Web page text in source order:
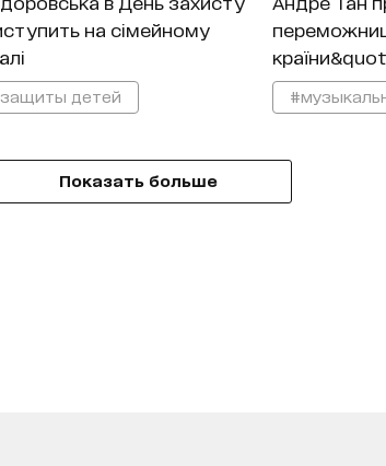
на сімейному
детей
Показать больше